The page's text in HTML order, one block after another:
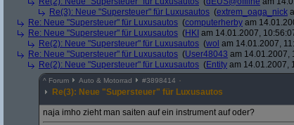
Re(3): Neue "Supersteuer" für Luxusautos (extrem_oaga_nick
Re: Neue "Supersteuer" für Luxusautos (computerherby am
Re: Neue "Supersteuer" für Luxusautos (HKI am 14.01.2007,
Re(2): Neue "Supersteuer" für Luxusautos (wol am 14.01.2007,
Re: Neue "Supersteuer" für Luxusautos (User48043 am 14.01.2007,
Re(2): Neue "Supersteuer" für Luxusautos (Entity am 14.01.2007,
^ Forum Auto & Motorrad #3898414
Re(3): Neue "Supersteuer" für Luxusautos
naja imho zieht man saiten auf ein instrument auf oder?